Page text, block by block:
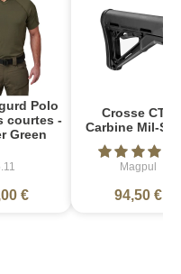
Polo
courtes -
Green
€
Crosse CTR
Carbine Mil-
Magpul
94,50 €